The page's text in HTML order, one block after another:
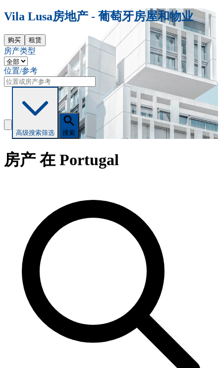
Vila Lusa房地产 - 葡萄牙房屋和物业
购买 租赁
房产类型
位置/参考
高级搜索筛选 搜索
房产 在 Portugal